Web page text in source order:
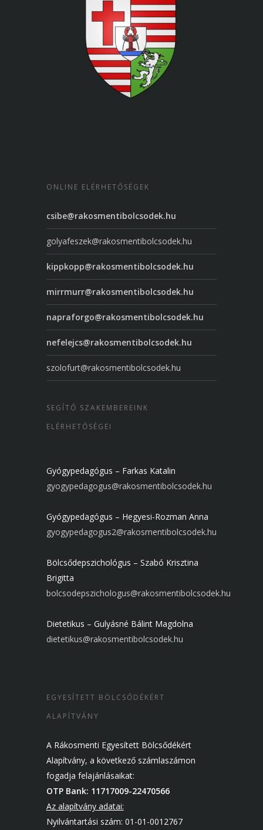
ONLINE ELÉRHETŐSÉGEK
csibe@rakosmentibolcsodek.hu
golyafeszek@rakosmentibolcsodek.hu
kippkopp@rakosmentibolcsodek.hu
mirrmurr@rakosmentibolcsodek.hu
napraforgo@rakosmentibolcsodek.hu
nefelejcs@rakosmentibolcsodek.hu
szolofurt@rakosmentibolcsodek.hu
SEGÍTŐ SZAKEMBEREINK
ELÉRHETŐSÉGEI
Gyógypedagógus – Farkas Katalin
gyogypedagogus@rakosmentibolcsodek.hu
Gyógypedagógus – Hegyesi-Rozman Anna
gyogypedagogus2@rakosmentibolcsodek.hu
Bölcsődepszichológus – Szabó Krisztina
Brigitta
bolcsodepszichologus@rakosmentibolcsodek.hu
Dietetikus – Gulyásné Bálint Magdolna
dietetikus@rakosmentibolcsodek.hu
EGYESÍTETT BÖLCSŐDÉKÉRT
ALAPÍTVÁNY
A Rákosmenti Egyesített Bölcsődékért
Alapítvány, a következő számlaszámon
fogadja felajánlásaikat:
OTP Bank: 11717009-22470566
Az alapítvány adatai:
Nyilvántartási szám: 01-01-0012767